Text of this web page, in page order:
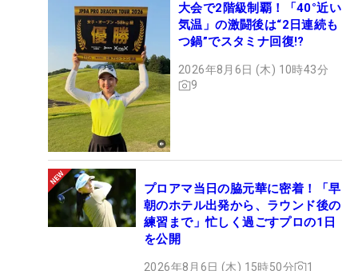
大会で2階級制覇！「40°近い
気温」の激闘後は“2日連続も
つ鍋”でスタミナ回復!?
2026年8月6日 (木) 10時43分
9
プロアマ当日の脇元華に密着！「早
朝のホテル出発から、ラウンド後の
練習まで」忙しく過ごすプロの1日
を公開
2026年8月6日 (木) 15時50分 1